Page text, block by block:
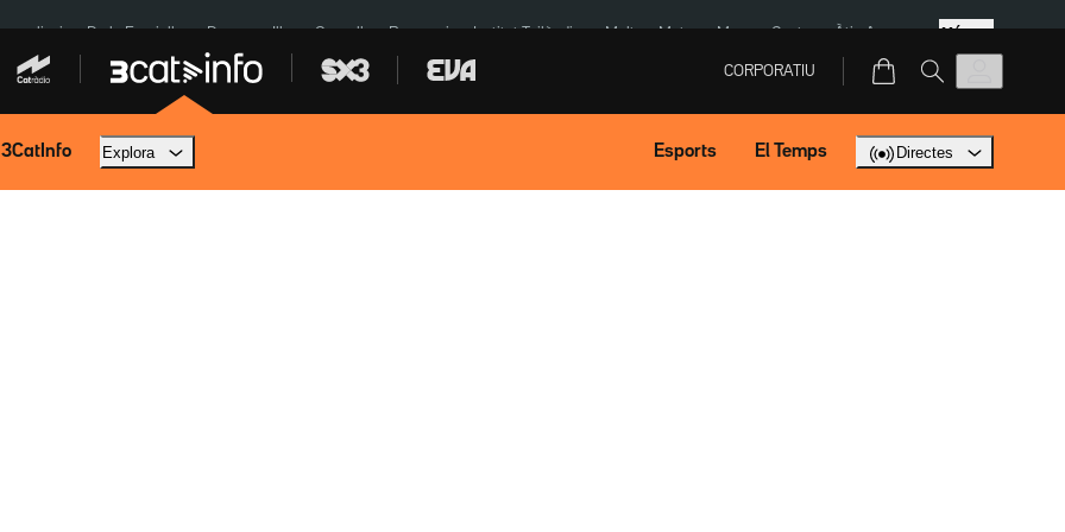
eclipsi De la Espriella Dos anys Illa Granollers Paraguai Institut Tailàndia Multa a Meta Menors Ceuta Àtic Ayuso Més
CORPORATIU
3CatInfo Explora Esports El Temps Directes